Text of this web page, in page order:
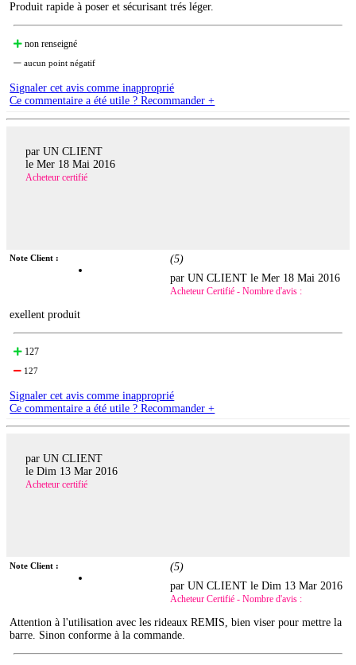
Produit rapide à poser et sécurisant trés léger.
non renseigné
aucun point négatif
Signaler cet avis comme inapproprié
Ce commentaire a été utile ? Recommander +
par UN CLIENT
le Mer 18 Mai 2016
Acheteur certifié
Note Client : (5)
par UN CLIENT leMer 18 Mai 2016
Acheteur Certifié - Nombre d'avis :
exellent produit
127
127
Signaler cet avis comme inapproprié
Ce commentaire a été utile ? Recommander +
par UN CLIENT
le Dim 13 Mar 2016
Acheteur certifié
Note Client : (5)
par UN CLIENT leDim 13 Mar 2016
Acheteur Certifié - Nombre d'avis :
Attention à l'utilisation avec les rideaux REMIS, bien viser pour mettre la
barre. Sinon conforme à la commande.